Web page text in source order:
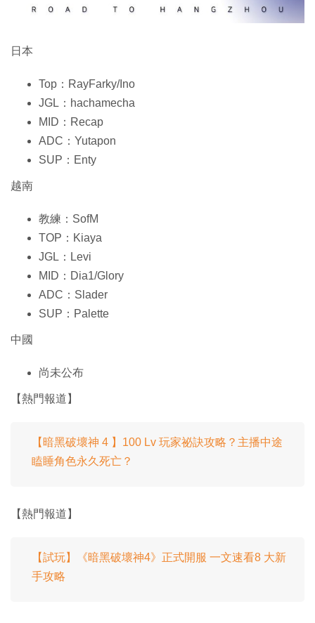
日本
Top：RayFarky/Ino
JGL：hachamecha
MID：Recap
ADC：Yutapon
SUP：Enty
越南
教練：SofM
TOP：Kiaya
JGL：Levi
MID：Dia1/Glory
ADC：Slader
SUP：Palette
中國
尚未公布
【熱門報道】
【暗黑破壞神 4 】100 Lv 玩家祕訣攻略？主播中途
瞌睡角色永久死亡？
【熱門報道】
【試玩】《暗黑破壞神4》正式開服 一文速看8 大新
手攻略